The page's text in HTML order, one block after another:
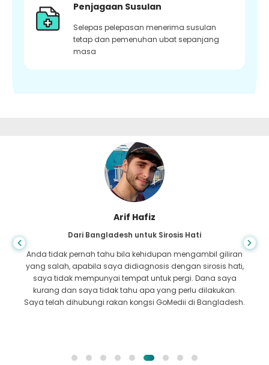
Penjagaan Susulan
Selepas pelepasan menerima susulan
tetap dan pemenuhan ubat sepanjang
masa
Arif Hafiz
Dari Bangladesh untuk Sirosis Hati
Anda tidak pernah tahu bila kehidupan mengambil giliran
yang salah, apabila saya didiagnosis dengan sirosis hati,
saya tidak mempunyai tempat untuk pergi. Dana saya
kurang dan saya tidak tahu apa yang perlu dilakukan.
Saya telah dihubungi rakan kongsi GoMedii di Bangladesh.